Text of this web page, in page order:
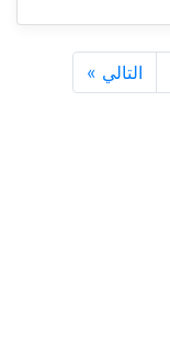
التالي »